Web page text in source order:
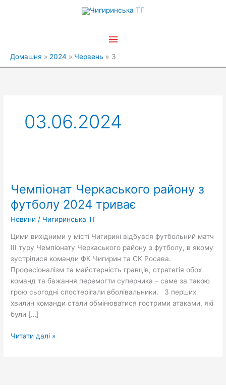
Головне
Домашня 2024 Червень 3
03.06.2024
Чемпіонат Черкаського району з
футболу 2024 триває
Новини / Чигиринська ТГ
Цими вихідними у місті Чигирині відбувся футбольний матч
III туру Чемпіонату Черкаського району з футболу, в якому
зустрілися команди ФК Чигирин та СК Росава.
Професіоналізм та майстерність гравців, стратегія обох
команд та бажання перемогти суперника – саме за такою
грою сьогодні спостерігали вболівальники. З перших
хвилин команди стали обмінюватися гострими атаками, які
були […]
району
футболу
2024
триває
Читати далі »